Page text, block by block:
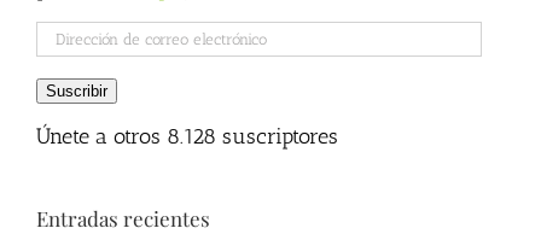
Dirección
de
correo
electrónico
Suscribir
Únete a otros 8.128 suscriptores
Entradas recientes